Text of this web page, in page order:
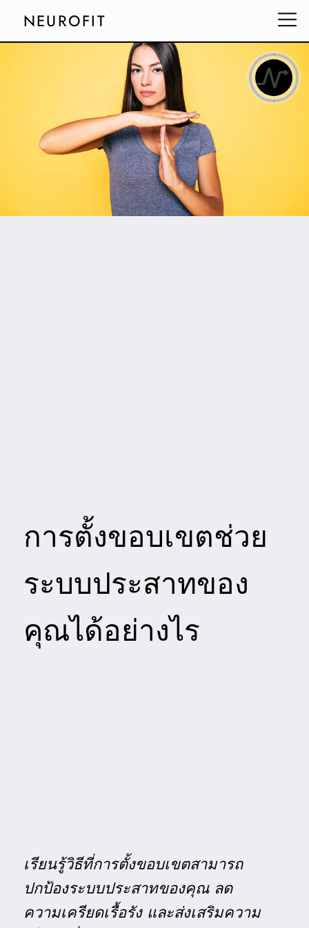
NEUROFIT
การตั้งขอบเขตช่วย
ระบบประสาทของ
คุณได้อย่างไร
เรียนรู้วิธีที่การตั้งขอบเขตสามารถ
ปกป้องระบบประสาทของคุณ ลด
ความเครียดเรื้อรัง และส่งเสริมความ